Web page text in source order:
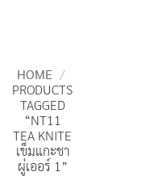
HOME /
PRODUCTS
TAGGED
“NT11
TEA KNITE
เข็มแกะชา
ผู่เออร์ 1”